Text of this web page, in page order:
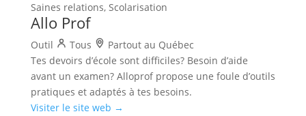
Saines relations, Scolarisation
Allo Prof
Outil Tous
Partout au Québec
Tes devoirs d’école sont difficiles? Besoin d’aide
avant un examen? Alloprof propose une foule d’outils
pratiques et adaptés à tes besoins.
Visiter le site web →